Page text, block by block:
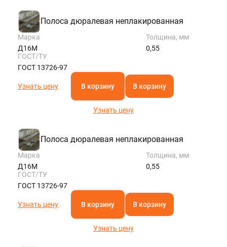
Полоса дюралевая неплакированная
Марка
Д16М
Толщина, мм
0,55
ГОСТ/ТУ
ГОСТ 13726-97
Узнать цену В корзину В корзину
Узнать цену
Полоса дюралевая неплакированная
Марка
Д16М
Толщина, мм
0,55
ГОСТ/ТУ
ГОСТ 13726-97
Узнать цену В корзину В корзину
Узнать цену